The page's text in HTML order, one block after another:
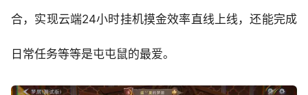
合，实现云端24小时挂机摸金效率直线上线，还能完成
日常任务等等是屯屯鼠的最爱。